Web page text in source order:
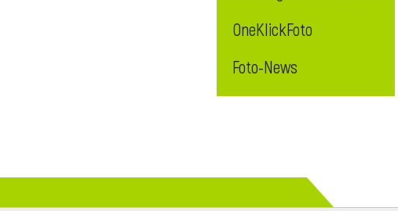
OneKlickFoto
Foto-News